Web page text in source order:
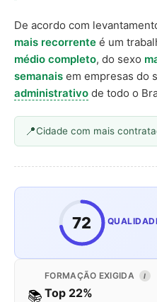
De acordo com
mais recorrente é um
médio completo, do sexo
semanais em empresas do
administrativo de todo o
Cidade com mais
72
📚
FORMAÇÃO EXIGIDA I
Top 22%